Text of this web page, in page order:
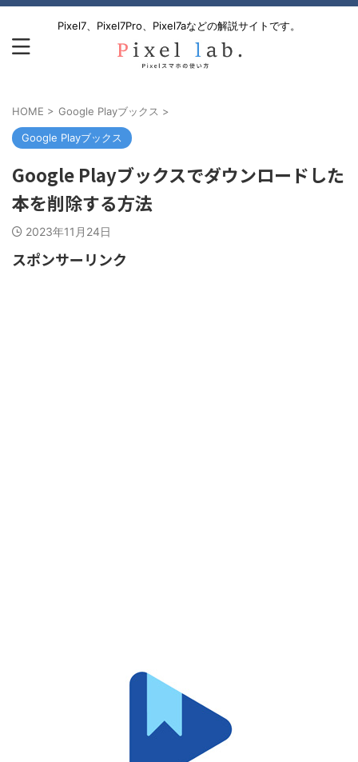
Pixel7、Pixel7Pro、Pixel7aなどの解説サイトです。
HOME > Google Playブックス >
Google Playブックス
Google Playブックスでダウンロードした
本を削除する方法
2023年11月24日
スポンサーリンク